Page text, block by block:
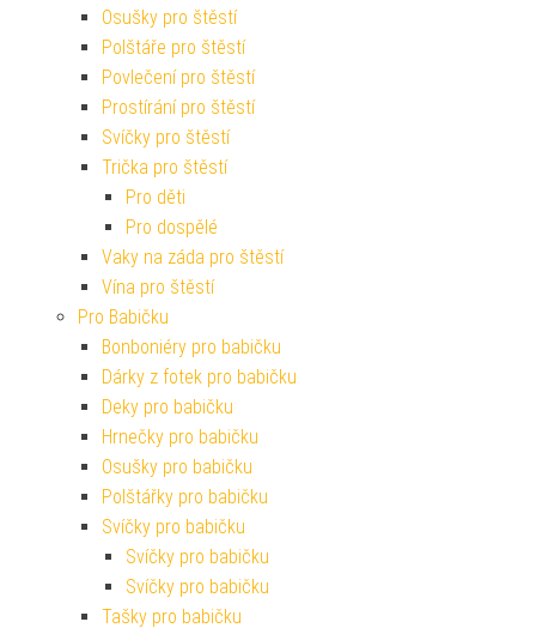
Osušky pro štěstí
Polštáře pro štěstí
Povlečení pro štěstí
Prostírání pro štěstí
Svíčky pro štěstí
Trička pro štěstí
Pro děti
Pro dospělé
Vaky na záda pro štěstí
Vína pro štěstí
Pro Babičku
Bonboniéry pro babičku
Dárky z fotek pro babičku
Deky pro babičku
Hrnečky pro babičku
Osušky pro babičku
Polštářky pro babičku
Svíčky pro babičku
Svíčky pro babičku
Svíčky pro babičku
Tašky pro babičku